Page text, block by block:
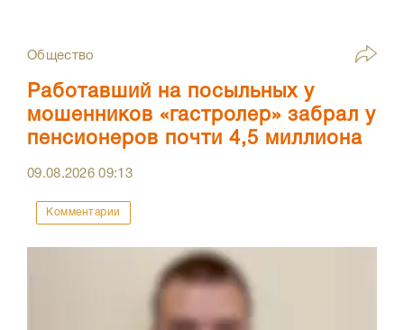
Общество
Работавший на посыльных у
мошенников «гастролер» забрал у
пенсионеров почти 4,5 миллиона
09.08.202609:13
Комментарии